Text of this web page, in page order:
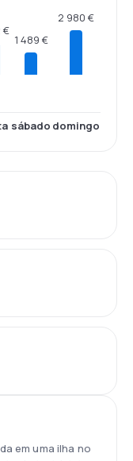
€
1 489 €
sábado
2 980 €
domingo
em uma ilha no